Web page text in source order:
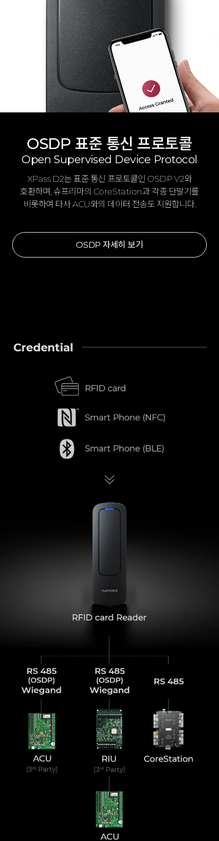
OSDP 표준 통신 프로토콜
Open Supervised Device Protocol
XPass D2는 표준 통신 프로토콜인 OSDP V2와
호환하며, 슈프리마의 CoreStation과 각종 단말기를
비롯하여 타사 ACU와의 데이터 전송도 지원합니다.
OSDP 자세히 보기